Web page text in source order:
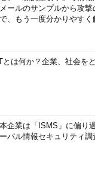
ールのサンプルから攻
、もう一度分かりやすく
とは何か？企業、社会
本企業は「ISMS」に偏
バル情報セキュリティ